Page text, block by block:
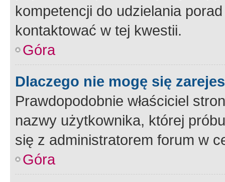
kompetencji do udzielania
kontaktować w tej kwestii.
Góra
Dlaczego nie mogę się
Prawdopodobnie właściciel
nazwy użytkownika, której
się z administratorem forum w
Góra